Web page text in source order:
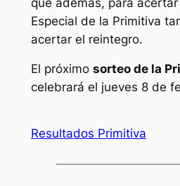
Especial de la Primitiva
acertar el reintegro.
El próximo sorteo de la
celebrará el jueves 8 de
Resultados Primitiva